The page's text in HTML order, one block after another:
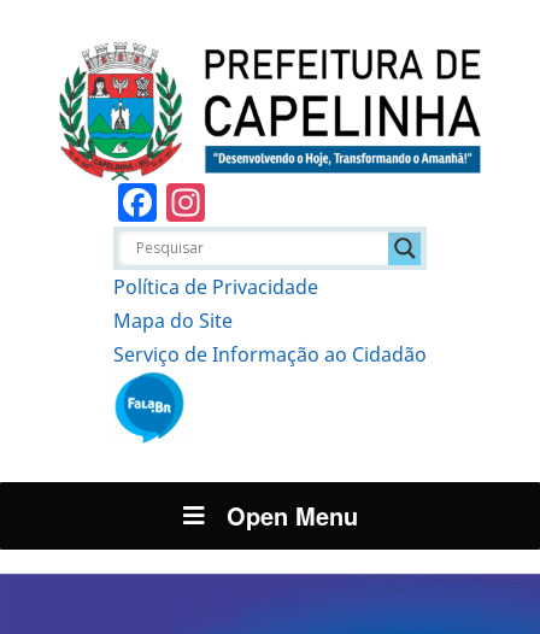
Facebook
Política de Privacidade
Mapa do Site
Serviço de Informação ao Cidadão
Open Menu